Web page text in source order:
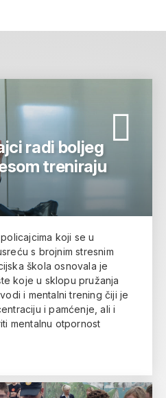
radi boljeg
treniraju
koji se u
s brojnim stresnim
škola osnovala je
koje u sklopu pružanja
i mentalni trening čiji je
i pamćenje, ali i
mentalnu otpornost